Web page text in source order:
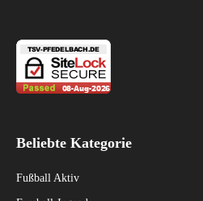
Beliebte Kategorie
Fußball Aktiv